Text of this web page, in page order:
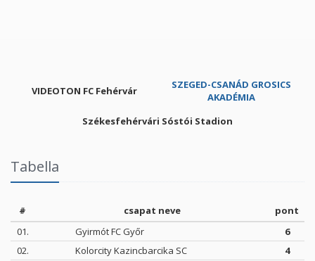
VIDEOTON FC Fehérvár
SZEGED-CSANÁD GROSICS
AKADÉMIA
Székesfehérvári Sóstói Stadion
Tabella
# csapat neve
pont
01.
Gyirmót FC Győr
6
02.
Kolorcity Kazincbarcika SC
4